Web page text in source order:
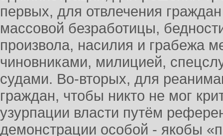
первых, для отвлечения
массовой безработицы,
произвола, насилия и грабежа
чиновниками, милицией,
судами. Во-вторых, для
граждан, чтобы никто не мог
узурпации власти путём
демонстрации особой - якобы